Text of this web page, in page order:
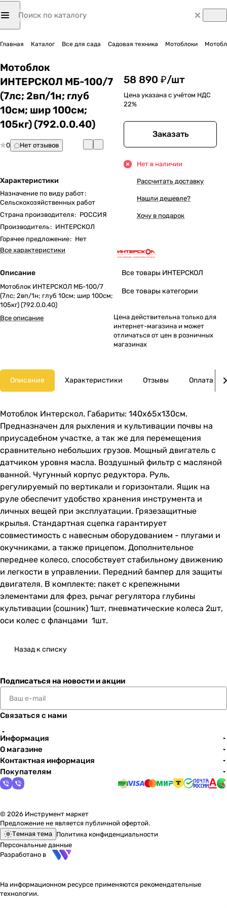
Главная Каталог Все для сада Садовая техника Мотоблоки
Мотоблок
ИНТЕРСКОЛ МБ-100/7
(7лс; 2вп/1н; глуб
10см; шир 100см;
105кг) (792.0.0.40)
0 Нет отзывов
Характеристики
Назначение по виду работ:
Сельскохозяйственных работ
Страна производителя: РОССИЯ
Производитель: ИНТЕРСКОЛ
Горячее предложение: Нет
Все характеристики
Описание
Мотоблок ИНТЕРСКОЛ МБ-100/7
(7лс; 2вп/1н; глуб 10см; шир 100см;
105кг) (792.0.0.40)
Все описание
58 890 ₽/шт
Цена указана с учётом НДС
22%
Заказать
Нет в наличии
Рассчитать доставку
Нашли дешевле?
Хочу в подарок
Все товары ИНТЕРСКОЛ
Все товары категории
Цена действительна только для
интернет-магазина и может
отличаться от цен в розничных
магазинах
Описание Характеристики Отзывы Оплата
Мотоблок Интерскол. Габариты: 140х65х130см.
Предназначен для рыхления и культивации почвы на
приусадебном участке, а так же для перемещения
сравнительно небольших грузов. Мощный двигатель с
датчиком уровня масла. Воздушный фильтр с масляной
ванной. Чугунный корпус редуктора. Руль,
регулируемый по вертикали и горизонтали. Ящик на
руле обеспечит удобство хранения инструмента и
личных вещей при эксплуатации. Грязезащитные
крылья. Стандартная сцепка гарантирует
совместимость с навесным оборудованием - плугами и
окучниками, а также прицепом. Дополнительное
переднее колесо, способствует стабильному движению
и легкости в управлении. Передний бампер для защиты
двигателя. В комплекте: пакет с крепежными
элементами для фрез, рычаг регулятора глубины
культивации (сошник) 1шт, пневматические колеса 2шт,
оси колес с фланцами 1шт.
Назад к списку
Подписаться на новости и акции
Связаться с нами
Информация
О магазине
Контактная информация
Покупателям
© 2026 Инструмент маркет
Предложение не является публичной офертой.
Темная тема Политика конфиденциальности
Персональные данные
Разработано в
На информационном ресурсе применяются рекомендательные
технологии.